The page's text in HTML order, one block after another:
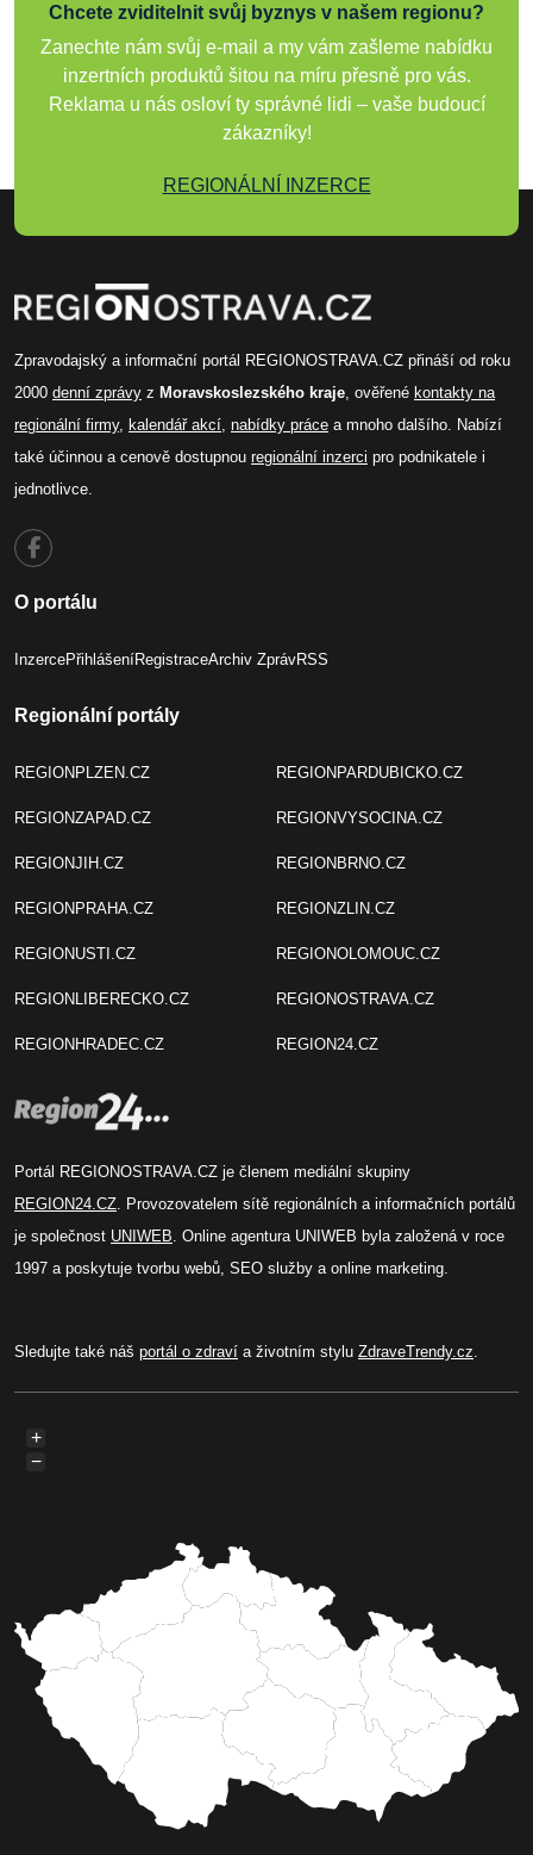
Chcete zviditelnit svůj byznys v našem regionu?
Zanechte nám svůj e-mail a my vám zašleme nabídku
inzertních produktů šitou na míru přesně pro vás.
Reklama u nás osloví ty správné lidi – vaše budoucí
zákazníky!
REGIONÁLNÍ INZERCE
Zpravodajský a informační portál REGIONOSTRAVA.CZ přináší od roku
2000 denní zprávy z Moravskoslezského kraje, ověřené kontakty na
regionální firmy, kalendář akcí, nabídky práce a mnoho dalšího. Nabízí
také účinnou a cenově dostupnou regionální inzerci pro podnikatele i
jednotlivce.
O portálu
InzercePřihlášeníRegistraceArchiv ZprávRSS
Regionální portály
REGIONPLZEN.CZ
REGIONZAPAD.CZ
REGIONJIH.CZ
REGIONPRAHA.CZ
REGIONUSTI.CZ
REGIONLIBERECKO.CZ
REGIONHRADEC.CZ
REGIONPARDUBICKO.CZ
REGIONVYSOCINA.CZ
REGIONBRNO.CZ
REGIONZLIN.CZ
REGIONOLOMOUC.CZ
REGIONOSTRAVA.CZ
REGION24.CZ
Portál REGIONOSTRAVA.CZ je členem mediální skupiny
REGION24.CZ. Provozovatelem sítě regionálních a informačních portálů
je společnost UNIWEB. Online agentura UNIWEB byla založená v roce
1997 a poskytuje tvorbu webů, SEO služby a online marketing.
Sledujte také náš portál o zdraví a životním stylu ZdraveTrendy.cz.
+
−